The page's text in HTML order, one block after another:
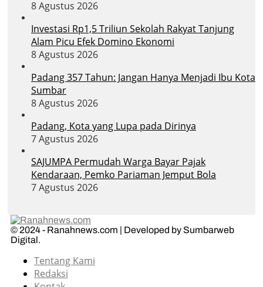
8 Agustus 2026
Investasi Rp1,5 Triliun Sekolah Rakyat Tanjung
Alam Picu Efek Domino Ekonomi
8 Agustus 2026
Padang 357 Tahun: Jangan Hanya Menjadi Ibu Kota
Sumbar
8 Agustus 2026
Padang, Kota yang Lupa pada Dirinya
7 Agustus 2026
SAJUMPA Permudah Warga Bayar Pajak
Kendaraan, Pemko Pariaman Jemput Bola
7 Agustus 2026
© 2024 - Ranahnews.com | Developed by Sumbarweb
Digital.
Tentang Kami
Redaksi